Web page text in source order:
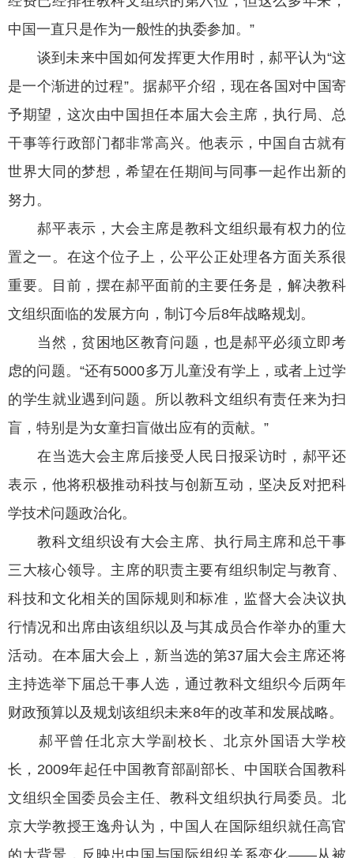
中国一直只是作为一般性的执委参加。”
谈到未来中国如何发挥更大作用时，郝平认为“这
是一个渐进的过程”。据郝平介绍，现在各国对中国寄
予期望，这次由中国担任本届大会主席，执行局、总
干事等行政部门都非常高兴。他表示，中国自古就有
世界大同的梦想，希望在任期间与同事一起作出新的
努力。
郝平表示，大会主席是教科文组织最有权力的位
置之一。在这个位子上，公平公正处理各方面关系很
重要。目前，摆在郝平面前的主要任务是，解决教科
文组织面临的发展方向，制订今后8年战略规划。
当然，贫困地区教育问题，也是郝平必须立即考
虑的问题。“还有5000多万儿童没有学上，或者上过学
的学生就业遇到问题。所以教科文组织有责任来为扫
盲，特别是为女童扫盲做出应有的贡献。”
在当选大会主席后接受人民日报采访时，郝平还
表示，他将积极推动科技与创新互动，坚决反对把科
学技术问题政治化。
教科文组织设有大会主席、执行局主席和总干事
三大核心领导。主席的职责主要有组织制定与教育、
科技和文化相关的国际规则和标准，监督大会决议执
行情况和出席由该组织以及与其成员合作举办的重大
活动。在本届大会上，新当选的第37届大会主席还将
主持选举下届总干事人选，通过教科文组织今后两年
财政预算以及规划该组织未来8年的改革和发展战略。
郝平曾任北京大学副校长、北京外国语大学校
长，2009年起任中国教育部副部长、中国联合国教科
文组织全国委员会主任、教科文组织执行局委员。北
京大学教授王逸舟认为，中国人在国际组织就任高官